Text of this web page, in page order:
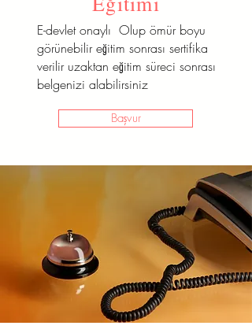
E-devlet onaylı Olup ömür boyu
görünebilir eğitim sonrası sertifika
verilir uzaktan eğitim süreci sonrası
belgenizi alabilirsiniz
Başvur